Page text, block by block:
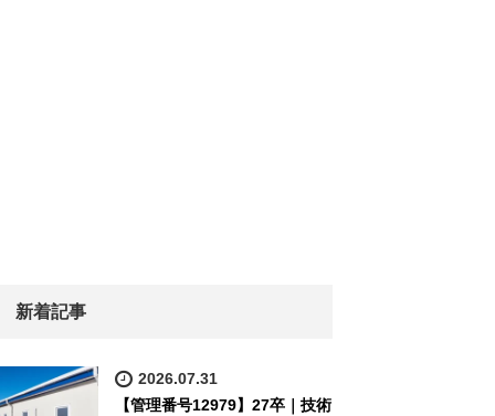
新着記事
2026.07.31
【管理番号12979】27卒｜技術